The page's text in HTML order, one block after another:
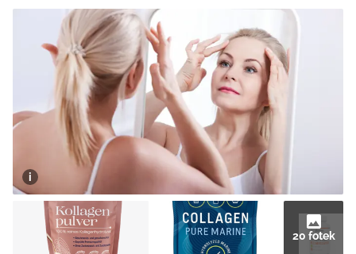
Seberozvoj
Všechny kategorie
Životní styl
ZÁBAVA
Všechny kategorie
Testy a kvízy
BYDLENÍ
Všechny kategorie
Tvoření
Rady a tipy
BurdaMedia
Extra
SVĚT ŽENY - 599 KČ
ROČNÍ PŘEDPLATNÉ SVĚT ŽENY +
SADA PRODUKTŮ MANA (10 ks)
20 fotek